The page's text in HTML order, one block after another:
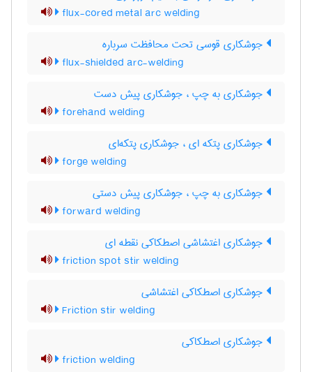
flux-cored metal arc welding
جوشکاری قوسی تحت محافظت سرباره
flux-shielded arc-welding
جوشکاری به چپ ، جوشکاری پیش دست
forehand welding
جوشکاری پتکه ای ، جوشکاری پتکه‌ای
forge welding
جوشکاری به چپ ، جوشکاری پیش دستی
forward welding
جوشکاری اغتشاشی اصطکاکی نقطه ای
friction spot stir welding
جوشکاری اصطکاکی اغتشاشی
Friction stir welding
جوشکاری اصطکاکی
friction welding